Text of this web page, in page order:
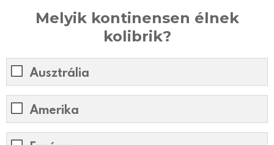
Melyik kontinensen élnek
kolibrik?
Ausztrália
Amerika